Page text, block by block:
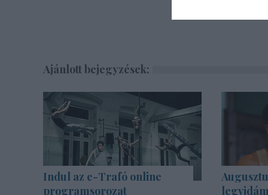
Ajánlott bejegyzések:
Indul az e-Trafó online
programsorozat